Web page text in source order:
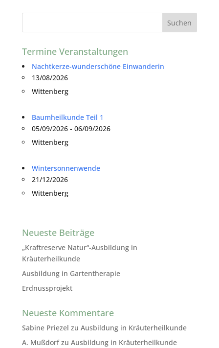
Termine Veranstaltungen
Nachtkerze-wunderschöne Einwanderin
13/08/2026
Wittenberg
Baumheilkunde Teil 1
05/09/2026 - 06/09/2026
Wittenberg
Wintersonnenwende
21/12/2026
Wittenberg
Neueste Beiträge
„Kraftreserve Natur“-Ausbildung in
Kräuterheilkunde
Ausbildung in Gartentherapie
Erdnussprojekt
Neueste Kommentare
Sabine Priezel zu Ausbildung in Kräuterheilkunde
A. Mußdorfzu Ausbildung in Kräuterheilkunde